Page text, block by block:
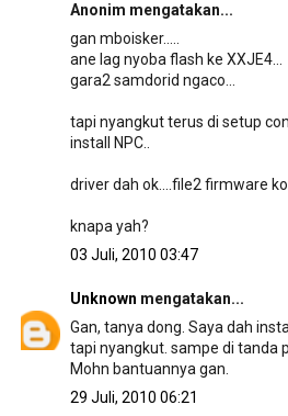
Anonim mengatakan...
gan mboisker.....
ane lag nyoba flash ke XXJE4...
gara2 samdorid ngaco...
tapi nyangkut terus di setup
install NPC..
driver dah ok....file2 firmware
knapa yah?
03 Juli, 2010 03:47
Unknown mengatakan...
Gan, tanya dong. Saya dah
tapi nyangkut. sampe di tanda
Mohn bantuannya gan.
29 Juli, 2010 06:21